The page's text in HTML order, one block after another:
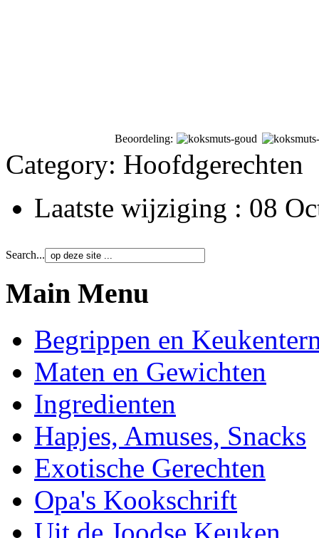
Beoordeling:
Category: Hoofdgerechten
Laatste wijziging : 08
Search...
Main Menu
Begrippen en
Maten en Gewichten
Ingredienten
Hapjes, Amuses, Snacks
Exotische Gerechten
Opa's Kookschrift
Uit de Joodse Keuken